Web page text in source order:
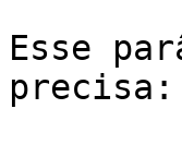
Esse
precisa: